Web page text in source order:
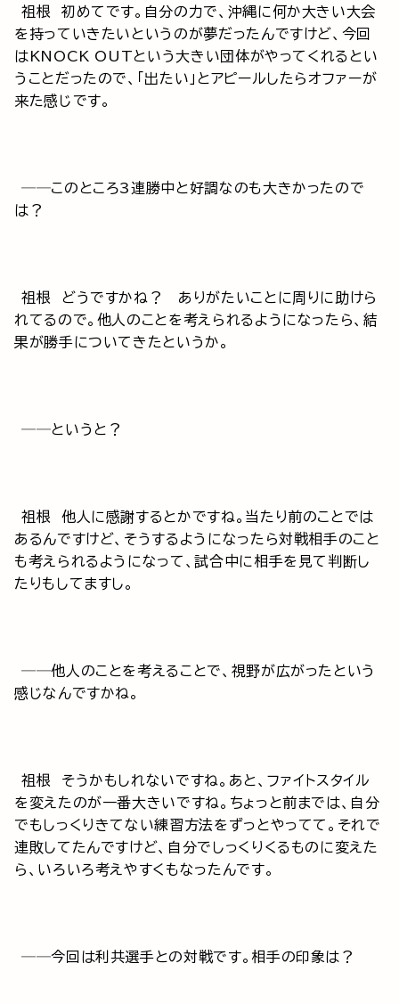
祖根 初めてです。自分の力で、沖縄に何か大きい大会
を持っていきたいというのが夢だったんですけど、今回
はKNOCK OUTという大きい団体がやってくれるとい
うことだったので、「出たい」とアピールしたらオファーが
来た感じです。
──このところ3連勝中と好調なのも大きかったので
は？
祖根 どうですかね？ ありがたいことに周りに助けら
れてるので。他人のことを考えられるようになったら、結
果が勝手についてきたというか。
──というと？
祖根 他人に感謝するとかですね。当たり前のことでは
あるんですけど、そうするようになったら対戦相手のこと
も考えられるようになって、試合中に相手を見て判断し
たりもしてますし。
──他人のことを考えることで、視野が広がったという
感じなんですかね。
祖根 そうかもしれないですね。あと、ファイトスタイル
を変えたのが一番大きいですね。ちょっと前までは、自分
でもしっくりきてない練習方法をずっとやってて。それで
連敗してたんですけど、自分でしっくりくるものに変えた
ら、いろいろ考えやすくもなったんです。
──今回は利共選手との対戦です。相手の印象は？